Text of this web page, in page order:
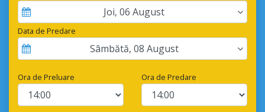
Joi, 06 August
Data de Predare
Sâmbătă, 08 August
Ora de Preluare Ora de Predare